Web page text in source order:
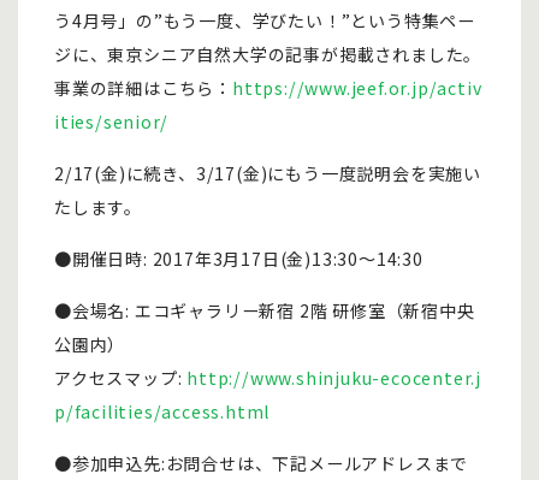
う4月号」の”もう一度、学びたい！”という特集ペー
ジに、東京シニア自然大学の記事が掲載されました。
事業の詳細はこちら： https://www.jeef.or.jp/activ
ities/senior/
2/17(金)に続き、3/17(金)にもう一度説明会を実施い
たします。
●開催日時: 2017年3月17日(金)13:30～14:30
●会場名: エコギャラリー新宿 2階 研修室（新宿中央
公園内）
アクセスマップ: http://www.shinjuku-ecocenter.j
p/facilities/access.html
●参加申込先:お問合せは、下記メールアドレスまで